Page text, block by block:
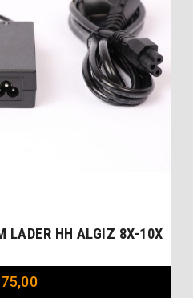
LADER HH ALGIZ 8X-10X
75,00